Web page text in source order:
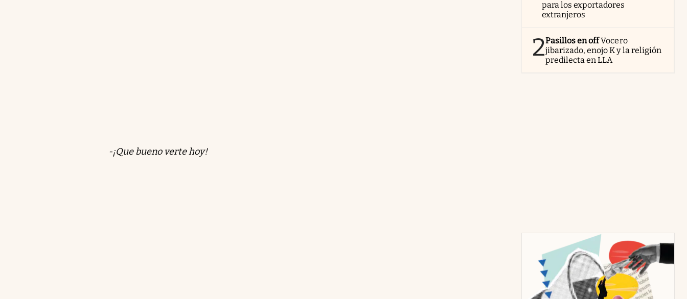
-¡Que bueno verte hoy!
para los exportadores
extranjeros
2Pasillos en offVocero
jibarizado, enojo K y la religión
predilecta en LLA